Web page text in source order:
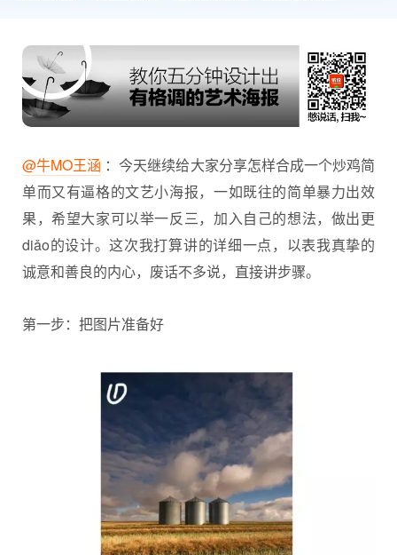
@牛MO王涵 ：今天继续给大家分享怎样合成一个炒鸡简
单而又有逼格的文艺小海报，一如既往的简单暴力出效
果，希望大家可以举一反三，加入自己的想法，做出更
diǎo的设计。这次我打算讲的详细一点，以表我真挚的
诚意和善良的内心，废话不多说，直接讲步骤。
第一步：把图片准备好